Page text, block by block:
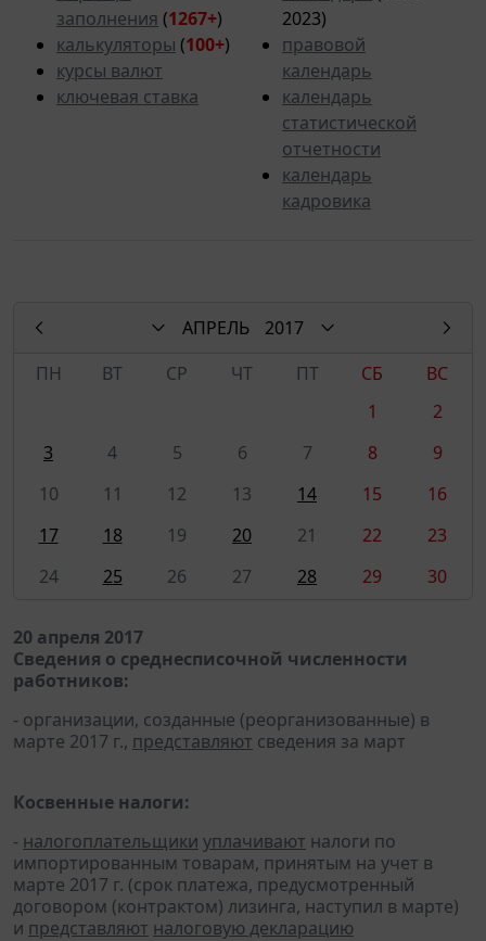
заполнения (1267+)
калькуляторы (100+)
курсы валют
ключевая ставка
2023)
правовой
календарь
календарь
статистической
отчетности
календарь
кадровика
АПРЕЛЬ
2017
ПН
ВТ СР ЧТ ПТ СБ
ВС
1
2
3
4 5 6 7 8
9
10
11 12 13 14 15
16
17
18 19 20 21 22
23
24
25 26 27 28 29 30
20 апреля 2017
Сведения о среднесписочной численности
работников:
- организации, созданные (реорганизованные) в
марте 2017 г., представляют сведения за март
Косвенные налоги:
- налогоплательщики уплачивают налоги по
импортированным товарам, принятым на учет в
марте 2017 г. (срок платежа, предусмотренный
договором (контрактом) лизинга, наступил в марте)
и представляют налоговую декларацию